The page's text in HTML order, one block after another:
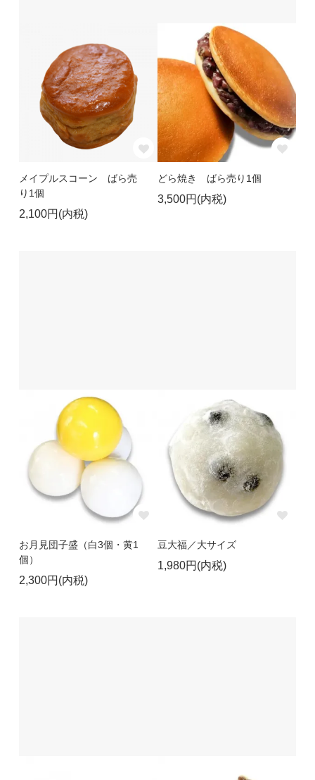
メイプルスコーン ばら売
り1個
2,100円(内税)
どら焼き ばら売り1個
3,500円(内税)
お月見団子盛（白3個・黄1
個）
2,300円(内税)
豆大福／大サイズ
1,980円(内税)